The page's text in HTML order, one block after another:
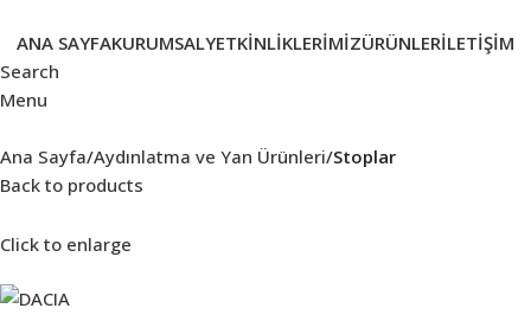
ANA SAYFAKURUMSALYETKINLIKLERIMIZÜRÜNLERİLETIŞIM
Search
Menu
Ana Sayfa Aydınlatma ve Yan Ürünleri Stoplar
Back to products
Click to enlarge